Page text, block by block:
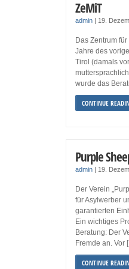
ZeMiT
admin | 19.
Das Zentrum
Jahre des
Tirol (damals
wurde das
CONTINUE
Purple
admin | 19.
Der Verein
für Asylwerber
garantierten
Ein wichtiges
Beratung: Der
Fremde an. Vor
CONTINUE